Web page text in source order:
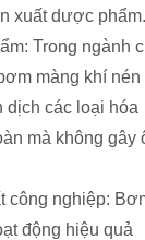
xuất dược phẩm.
Trong ngành
màng khí nén
dịch các loại hóa
mà không gây
công nghiệp:
động hiệu quả